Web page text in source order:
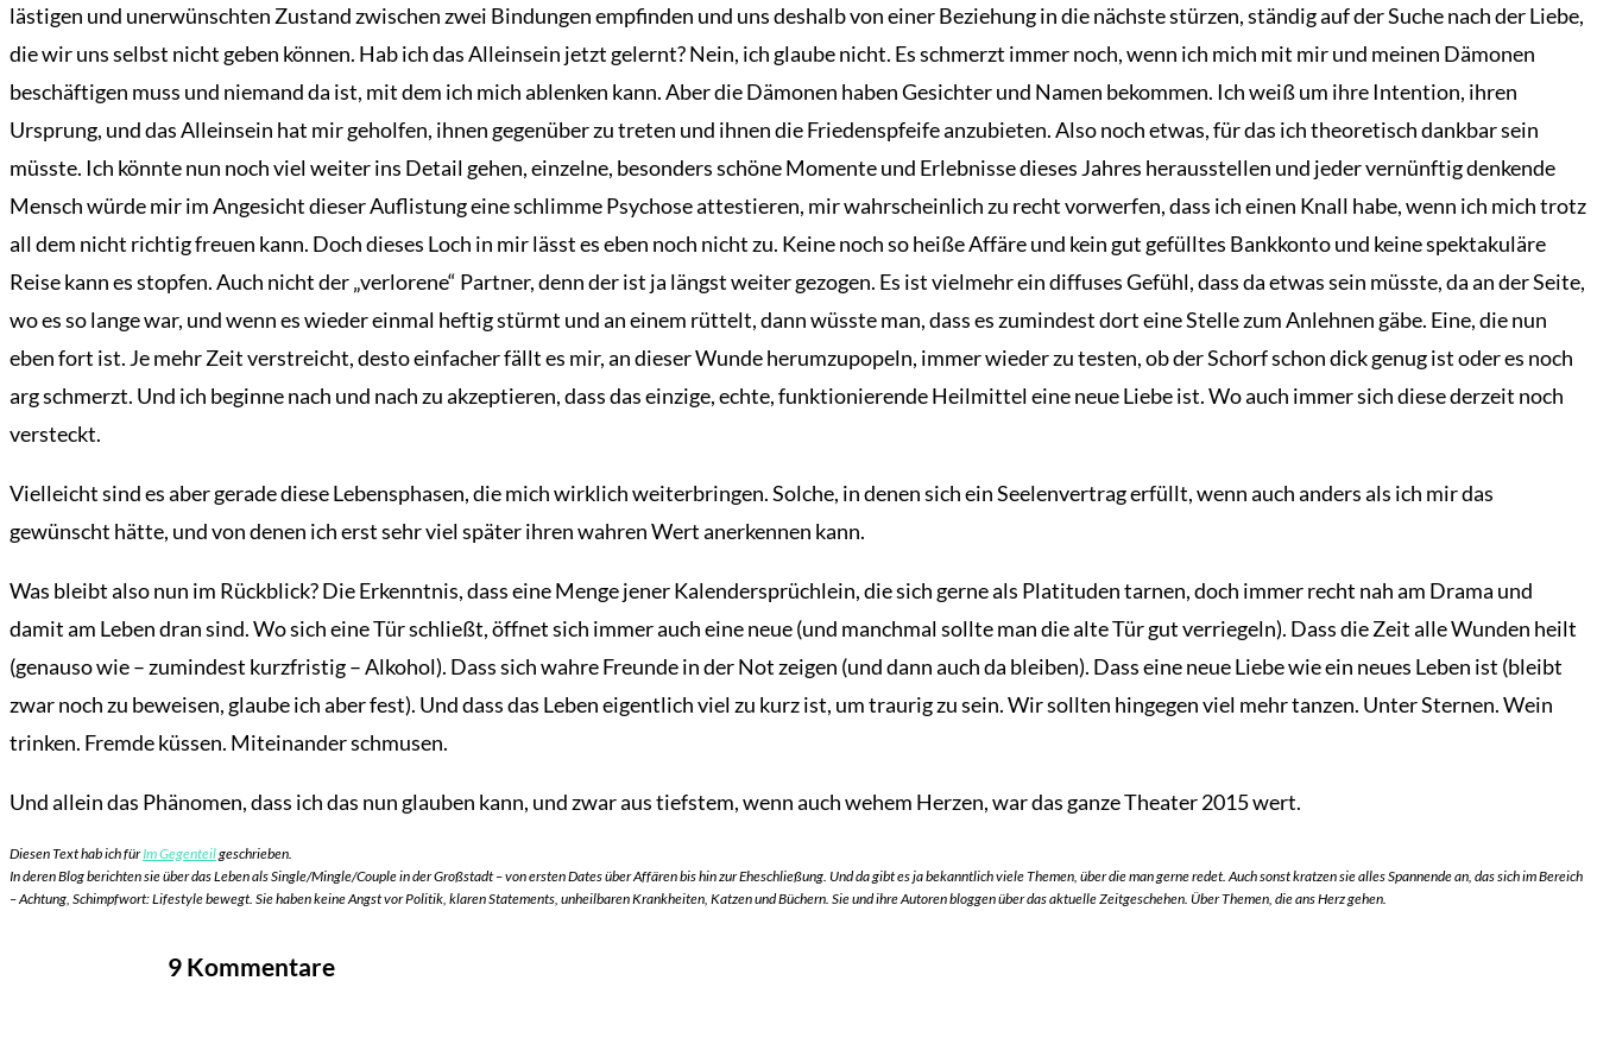
Der
Mardermolch
lästigen und unerwünschten Zustand zwischen zwei Bindungen empfinden und uns deshalb von einer Beziehung in die nächste stürzen, ständig auf der Suche nach der Liebe,
die wir uns selbst nicht geben können. Hab ich das Alleinsein jetzt gelernt? Nein, ich glaube nicht. Es schmerzt immer noch, wenn ich mich mit mir und meinen Dämonen
beschäftigen muss und niemand da ist, mit dem ich mich ablenken kann. Aber die Dämonen haben Gesichter und Namen bekommen. Ich weiß um ihre Intention, ihren
Ursprung, und das Alleinsein hat mir geholfen, ihnen gegenüber zu treten und ihnen die Friedenspfeife anzubieten. Also noch etwas, für das ich theoretisch dankbar sein
müsste. Ich könnte nun noch viel weiter ins Detail gehen, einzelne, besonders schöne Momente und Erlebnisse dieses Jahres herausstellen und jeder vernünftig denkende
Mensch würde mir im Angesicht dieser Auflistung eine schlimme Psychose attestieren, mir wahrscheinlich zu recht vorwerfen, dass ich einen Knall habe, wenn ich mich trotz
all dem nicht richtig freuen kann. Doch dieses Loch in mir lässt es eben noch nicht zu. Keine noch so heiße Affäre und kein gut gefülltes Bankkonto und keine spektakuläre
Reise kann es stopfen. Auch nicht der „verlorene“ Partner, denn der ist ja längst weiter gezogen. Es ist vielmehr ein diffuses Gefühl, dass da etwas sein müsste, da an der Seite,
wo es so lange war, und wenn es wieder einmal heftig stürmt und an einem rüttelt, dann wüsste man, dass es zumindest dort eine Stelle zum Anlehnen gäbe. Eine, die nun
eben fort ist. Je mehr Zeit verstreicht, desto einfacher fällt es mir, an dieser Wunde herumzupopeln, immer wieder zu testen, ob der Schorf schon dick genug ist oder es noch
arg schmerzt. Und ich beginne nach und nach zu akzeptieren, dass das einzige, echte, funktionierende Heilmittel eine neue Liebe ist. Wo auch immer sich diese derzeit noch
versteckt.
Vielleicht sind es aber gerade diese Lebensphasen, die mich wirklich weiterbringen. Solche, in denen sich ein Seelenvertrag erfüllt, wenn auch anders als ich mir das
gewünscht hätte, und von denen ich erst sehr viel später ihren wahren Wert anerkennen kann.
Was bleibt also nun im Rückblick? Die Erkenntnis, dass eine Menge jener Kalendersprüchlein, die sich gerne als Platituden tarnen, doch immer recht nah am Drama und
damit am Leben dran sind. Wo sich eine Tür schließt, öffnet sich immer auch eine neue (und manchmal sollte man die alte Tür gut verriegeln). Dass die Zeit alle Wunden heilt
(genauso wie – zumindest kurzfristig – Alkohol). Dass sich wahre Freunde in der Not zeigen (und dann auch da bleiben). Dass eine neue Liebe wie ein neues Leben ist (bleibt
zwar noch zu beweisen, glaube ich aber fest). Und dass das Leben eigentlich viel zu kurz ist, um traurig zu sein. Wir sollten hingegen viel mehr tanzen. Unter Sternen. Wein
trinken. Fremde küssen. Miteinander schmusen.
Und allein das Phänomen, dass ich das nun glauben kann, und zwar aus tiefstem, wenn auch wehem Herzen, war das ganze Theater 2015 wert.
Diesen Text hab ich fürIm Gegenteilgeschrieben.
In deren Blog berichten sie über das Leben als Single/Mingle/Couple in der Großstadt – von ersten Dates über Affären bis hin zur Eheschließung. Und da gibt es ja bekanntlich viele Themen, über die man gerne redet. Auch sonst kratzen sie alles Spannende an, das sich im Bereich
– Achtung, Schimpfwort: Lifestyle bewegt. Sie haben keine Angst vor Politik, klaren Statements, unheilbaren Krankheiten, Katzen und Büchern. Sie und ihre Autoren bloggen über das aktuelle Zeitgeschehen. Über Themen, die ans Herz gehen.
9 Kommentare